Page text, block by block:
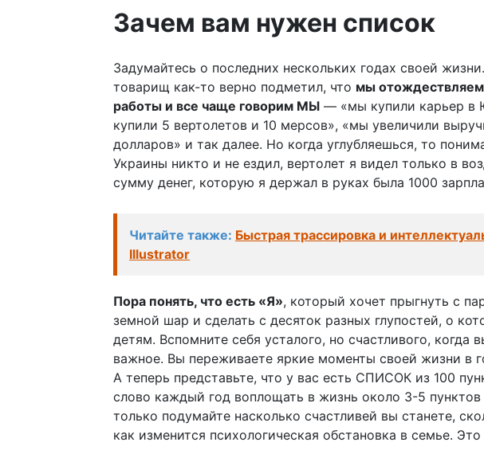
Зачем вам нужен список
Задумайтесь о последних нескольких годах своей
товарищ как-то верно подметил, что мы
работы и все чаще говорим МЫ — «мы купили карьер
купили 5 вертолетов и 10 мерсов», «мы увеличили
долларов» и так далее. Но когда углубляешься, то
Украины никто и не ездил, вертолет я видел только в
сумму денег, которую я держал в руках была 1000
Читайте также: Быстрая трассировка и
Illustrator
Пора понять, что есть «Я», который хочет прыгнуть с
земной шар и сделать с десяток разных глупостей, о
детям. Вспомните себя усталого, но счастливого, когда
важное. Вы переживаете яркие моменты своей жизни в
А теперь представьте, что у вас есть СПИСОК из 100
слово каждый год воплощать в жизнь около 3-5 пунктов
только подумайте насколько счастливей вы станете,
как изменится психологическая обстановка в семье.